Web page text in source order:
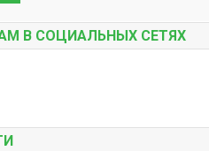
В СОЦИАЛЬНЫХ СЕТЯХ